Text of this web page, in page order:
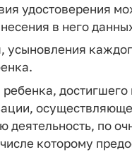
удостоверения
в него
усыновления
достигшего
деятельность, по
которому